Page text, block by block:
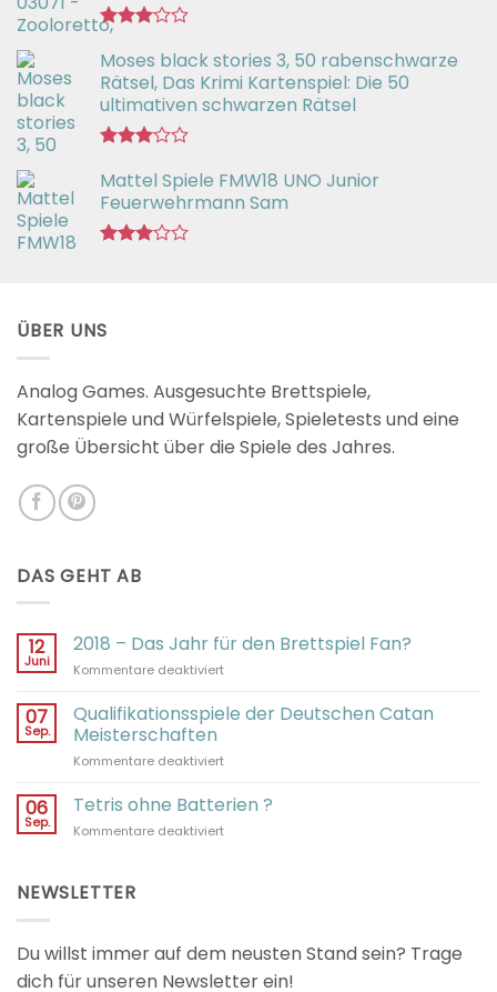
mit
3.02
von 5
Moses black stories 3, 50 rabenschwarze
Rätsel, Das Krimi Kartenspiel: Die 50
ultimativen schwarzen Rätsel
mit
3.00
von 5
Mattel Spiele FMW18 UNO Junior
Feuerwehrmann Sam
ÜBER UNS
Analog Games. Ausgesuchte Brettspiele,
Kartenspiele und Würfelspiele, Spieletests und eine
große Übersicht über die Spiele des Jahres.
DAS GEHT AB
12
Juni
2018 – Das Jahr für den Brettspiel Fan?
Kommentare deaktiviertfür
–
Das
für
Brettspiel
07
Sep.
Qualifikationsspiele der Deutschen Catan
Meisterschaften
Kommentare deaktiviertfür
der
Deutschen
Catan
06
Sep.
Tetris ohne Batterien ?
Kommentare deaktiviertfür
NEWSLETTER
Du willst immer auf dem neusten Stand sein? Trage
dich für unseren Newsletter ein!